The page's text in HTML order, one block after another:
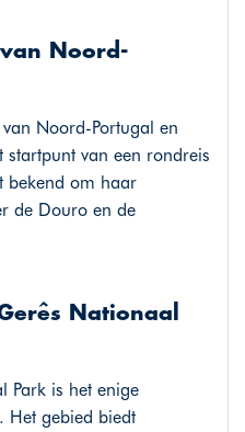
Noord-
Noord-Portugal en
startpunt van een rondreis
bekend om haar
de Douro en de
Nationaal
Park is het enige
Het gebied biedt